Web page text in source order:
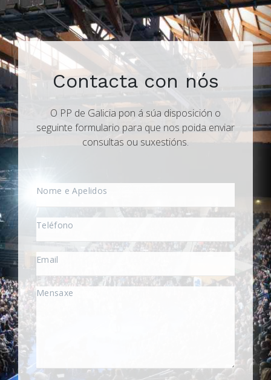
Contacta con nós
O PP de Galicia pon á súa disposición o
seguinte formulario para que nos poida enviar
consultas ou suxestións.